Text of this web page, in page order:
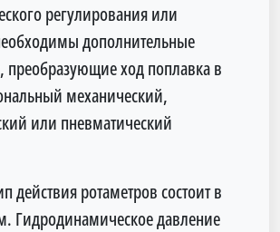
регулирования или
допол­нительные
преобразующие ход поплавка в
механический,
или пневма­тический
действия ротаметров состоит в
Гидродинами­ческое давление